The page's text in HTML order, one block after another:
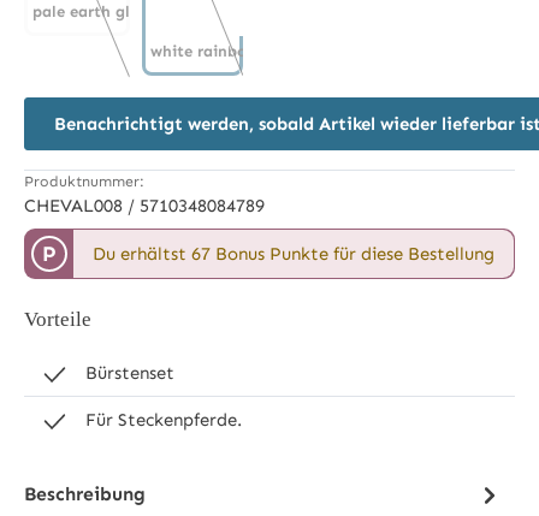
pale earth glitter
pale earth glitter
(Diese Option ist zurzeit nicht verfügbar.)
white rainbow glitter
Benachrichtigt werden, sobald Artikel wieder lieferbar
Produktnummer:
CHEVAL008 / 5710348084789
P Du erhältst 67 Bonus Punkte für diese Bestellung
Vorteile
Bürstenset
Für Steckenpferde.
Beschreibung